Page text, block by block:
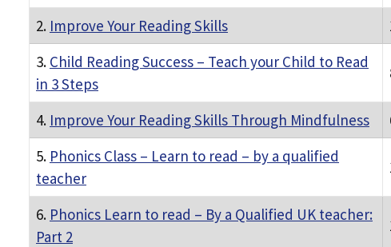
2. Improve Your Reading Skills
3. Child Reading Success – Teach your Child to Read
in 3 Steps
4. Improve Your Reading Skills Through Mindfulness
5. Phonics Class – Learn to read – by a qualified
teacher
6. Phonics Learn to read – By a Qualified UK teacher:
Part 2